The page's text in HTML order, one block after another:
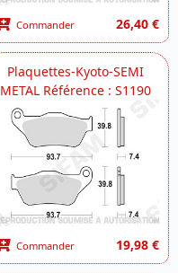
Commander 26,40 €
Plaquettes-Kyoto-SEMI
METAL Référence : S1190
Commander 19,98 €